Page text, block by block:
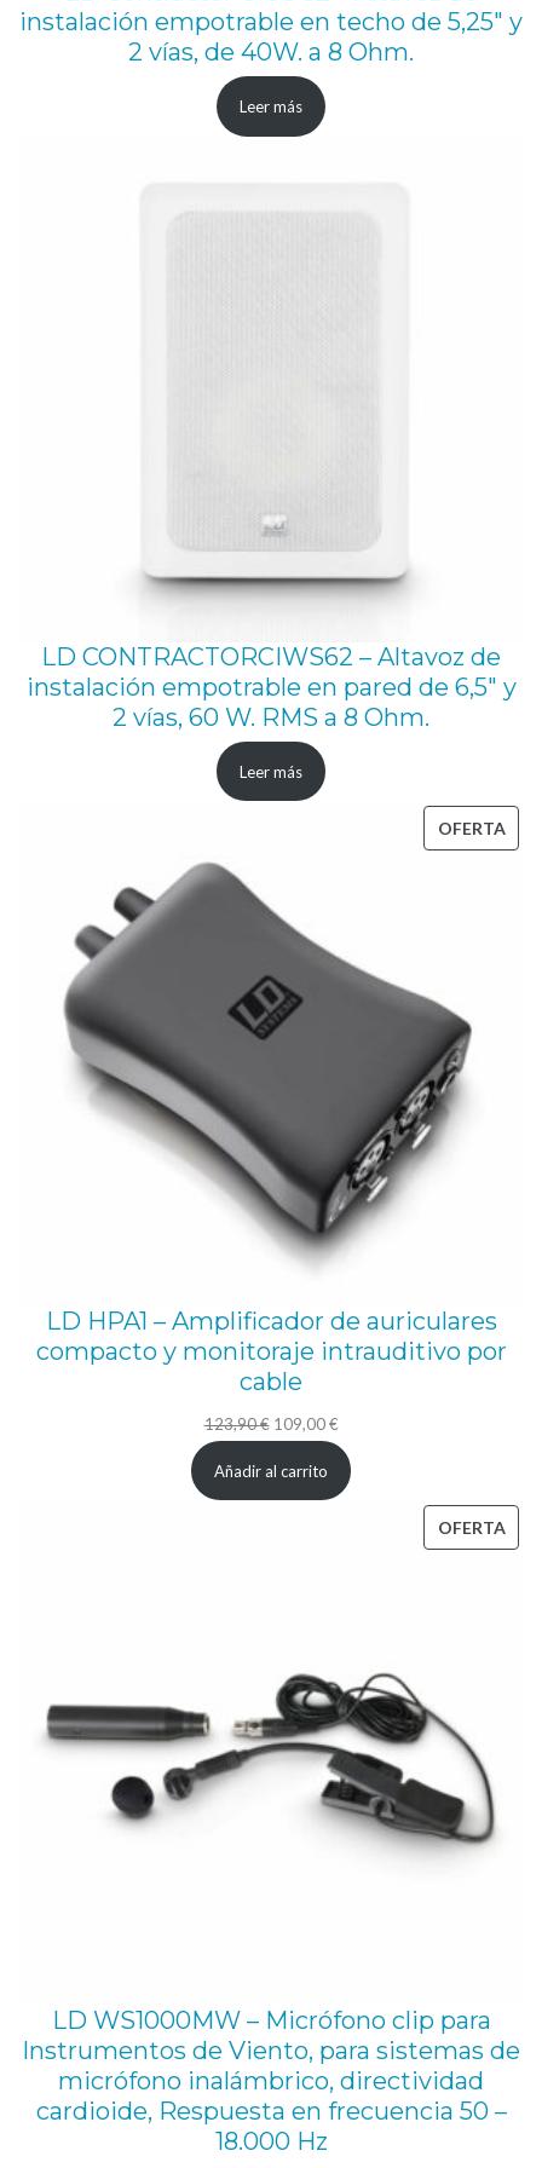
instalación empotrable en techo de 5,25″ y
2 vías, de 40W. a 8 Ohm.
Leer más
LD CONTRACTORCIWS62 – Altavoz de
instalación empotrable en pared de 6,5″ y
2 vías, 60 W. RMS a 8 Ohm.
Leer más
OFERTA
LD HPA1 – Amplificador de auriculares
compacto y monitoraje intrauditivo por
cable
123,90€ El109,00€El
precio
actual
Añadir al carrito
OFERTA
LD WS1000MW – Micrófono clip para
Instrumentos de Viento, para sistemas de
micrófono inalámbrico, directividad
cardioide, Respuesta en frecuencia 50 –
18.000 Hz